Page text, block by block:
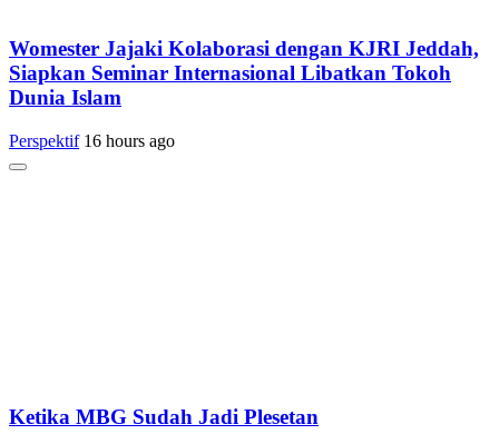
Womester Jajaki Kolaborasi dengan KJRI Jeddah,
Siapkan Seminar Internasional Libatkan Tokoh
Dunia Islam
Perspektif 16 hours ago
Ketika MBG Sudah Jadi Plesetan